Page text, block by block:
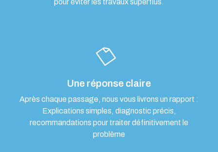
pour éviter les travaux superflus.
Une réponse claire
Après chaque passage, nous vous livrons un rapport :
Explications simples, diagnostic précis,
recommandations pour traiter définitivement le
problème